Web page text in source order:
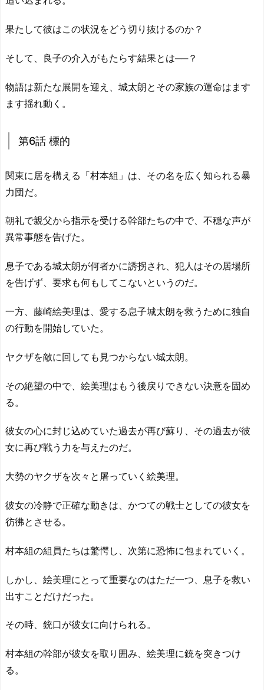
果たして彼はこの状況をどう切り抜けるのか？
そして、良子の介入がもたらす結果とは──？
物語は新たな展開を迎え、城太朗とその家族の運命はます
ます揺れ動く。
第6話 標的
関東に居を構える「村本組」は、その名を広く知られる暴
力団だ。
朝礼で親父から指示を受ける幹部たちの中で、不穏な声が
異常事態を告げた。
息子である城太朗が何者かに誘拐され、犯人はその居場所
を告げず、要求も何もしてこないというのだ。
一方、藤崎絵美理は、愛する息子城太朗を救うために独自
の行動を開始していた。
ヤクザを敵に回しても見つからない城太朗。
その絶望の中で、絵美理はもう後戻りできない決意を固め
る。
彼女の心に封じ込めていた過去が再び蘇り、その過去が彼
女に再び戦う力を与えたのだ。
大勢のヤクザを次々と屠っていく絵美理。
彼女の冷静で正確な動きは、かつての戦士としての彼女を
彷彿とさせる。
村本組の組員たちは驚愕し、次第に恐怖に包まれていく。
しかし、絵美理にとって重要なのはただ一つ、息子を救い
出すことだけだった。
その時、銃口が彼女に向けられる。
村本組の幹部が彼女を取り囲み、絵美理に銃を突きつけ
る。